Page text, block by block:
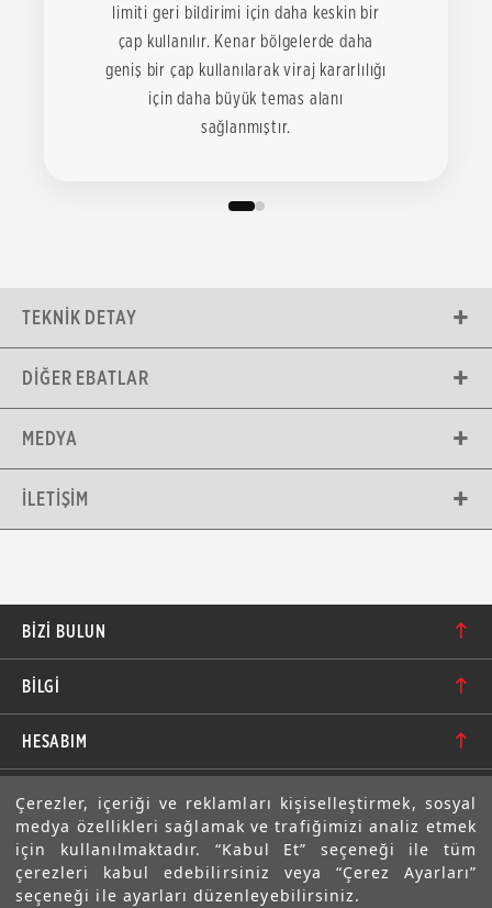
Çerezler, içeriği ve reklamları kişiselleştirmek, sosyal
medya özellikleri sağlamak ve trafiğimizi analiz etmek
için kullanılmaktadır. “Kabul Et” seçeneği ile tüm
çerezleri kabul edebilirsiniz veya “Çerez Ayarları”
seçeneği ile ayarları düzenleyebilirsiniz.
limiti geri bildirimi için daha keskin bir
çap kullanılır. Kenar bölgelerde daha
geniş bir çap kullanılarak viraj kararlılığı
için daha büyük temas alanı
sağlanmıştır.
TEKNIK DETAY
DIĞER EBATLAR
MEDYA
İLETIŞIM
BIZI BULUN
bilgi@motolastik.com
+90 549 549 66 86
+90 232 462 08 42
BİLGİ
Banka Hesap Numaraları
Teknik Bilgi
Sıkça Sorulan Sorular
HESABIM
Siparişler
Adresler
Üyelik Bilgilerim
E-BÜLTEN
Abone olarak aramıza katılın. Avantajlardan ve indirimlerden
ilk sizin haberiniz olsun!